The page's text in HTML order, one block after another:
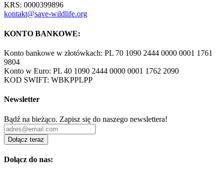
KRS: 0000399896
kontakt@save-wildlife.org
KONTO BANKOWE:
Konto bankowe w złotówkach: PL 70 1090 2444 0000 0001 1761
9804
Konto w Euro: PL 40 1090 2444 0000 0001 1762 2090
KOD SWIFT: WBKPPLPP
Newsletter
Bądź na bieżąco. Zapisz się do naszego newslettera!
Dołącz teraz
Dołącz do nas: